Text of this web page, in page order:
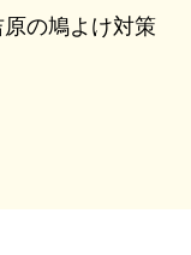
の鳩よけ対策